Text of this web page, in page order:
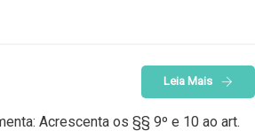
Leia Mais
Acrescenta os §§ 9º e 10 ao art.